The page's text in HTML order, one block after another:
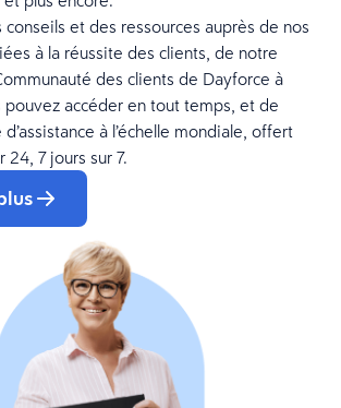
et des ressources auprès de nos
à la réussite des clients, de notre
des clients de Dayforce à
pouvez accéder en tout temps, et de
à l’échelle mondiale, offert
24, 7 jours sur 7.